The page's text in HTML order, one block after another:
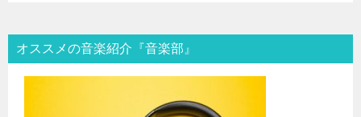
オススメの音楽紹介『音楽部』